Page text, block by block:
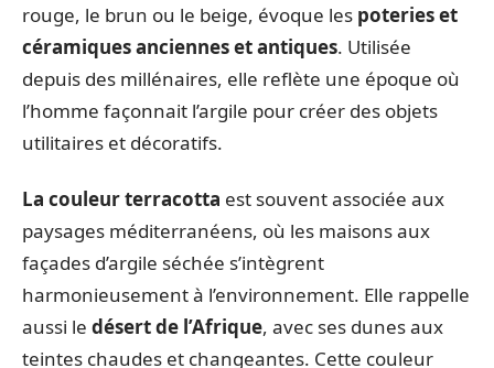
rouge, le brun ou le beige, évoque les poteries et
céramiques anciennes et antiques. Utilisée
depuis des millénaires, elle reflète une époque où
l’homme façonnait l’argile pour créer des objets
utilitaires et décoratifs.
La couleur terracotta est souvent associée aux
paysages méditerranéens, où les maisons aux
façades d’argile séchée s’intègrent
harmonieusement à l’environnement. Elle rappelle
aussi le désert de l’Afrique, avec ses dunes aux
teintes chaudes et changeantes. Cette couleur